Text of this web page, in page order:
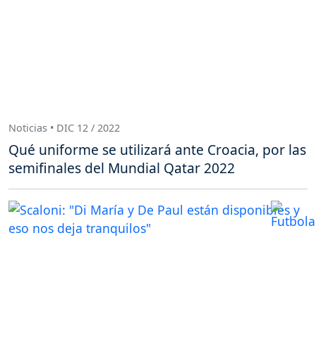
Noticias • DIC 12 / 2022
Qué uniforme se utilizará ante Croacia, por las
semifinales del Mundial Qatar 2022